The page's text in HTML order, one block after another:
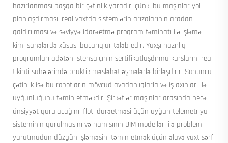
hazırlanması başqa bir çətinlik yaradır, çünki bu maşınlar yol
planlaşdırması, real vaxtda sistemlərin arızalarının aradan
qaldırılması və səviyyə idarəetmə proqram təminatı ilə işləmə
kimi sahələrdə xüsusi bacarıqlar tələb edir. Yaxşı hazırlıq
proqramları adətən istehsalçının sertifikatlaşdırma kurslarını real
tikinti sahələrində praktik məsləhətləşmələrlə birləşdirir. Sonuncu
çətinlik isə bu robotların mövcud avadanlıqlarla və iş axınları ilə
uyğunluğunu təmin etməkdir. Şirkətlər maşınlar arasında necə
ünsiyyət qurulacağını, flot idarəetməsi üçün uyğun telemetriya
sisteminin qurulmasını və hamısının BIM modelləri ilə problem
yaratmadan düzgün işləməsini təmin etmək üçün əlavə vaxt sərf